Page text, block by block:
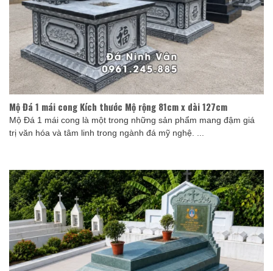
Mộ Đá 1 mái cong Kích thước Mộ rộng 81cm x dài 127cm
Mộ Đá 1 mái cong là một trong những sản phẩm mang đậm giá
trị văn hóa và tâm linh trong ngành đá mỹ nghệ. ...